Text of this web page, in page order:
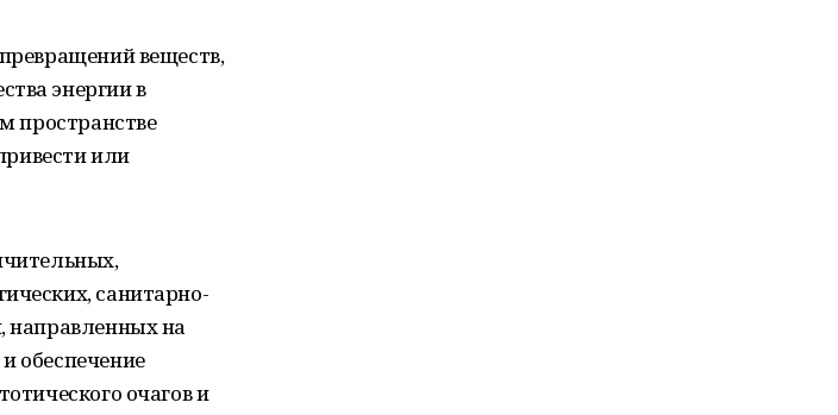
веществ,
энергии в
пространстве
или
санитарно-
направленных на
обеспечение
очагов и